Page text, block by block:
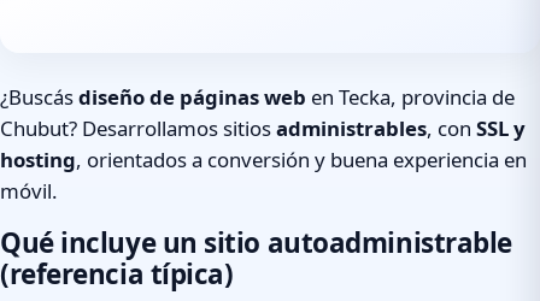
¿Buscásdiseño de páginas web en Tecka, provincia de
Chubut? Desarrollamos sitiosadministrables, con SSL y
hosting, orientados a conversión y buena experiencia en
móvil.
Qué incluye un sitio autoadministrable
(referencia típica)